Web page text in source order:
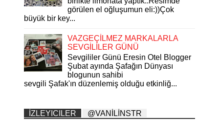
görülen el oğluşumun eli:))Çok
büyük bir key...
VAZGEÇİLMEZ MARKALARLA
SEVGİLİLER GÜNÜ
Sevgililer Günü Eresin Otel Blogger
Şubat ayında Şafağın Dünyası
blogunun sahibi
sevgili Şafak'ın düzenlemiş olduğu etkinliğ...
İZLEYICILER @VANİLİNSTR